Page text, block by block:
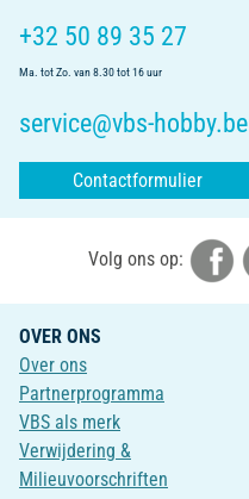
+32 50 89 35 27
Ma. tot Zo. van 8.30 tot 16 uur
service@vbs-hobby.be
Contactformulier
Volg ons op:
OVER ONS
Over ons
Partnerprogramma
VBS als merk
Verwijdering &
Milieuvoorschriften